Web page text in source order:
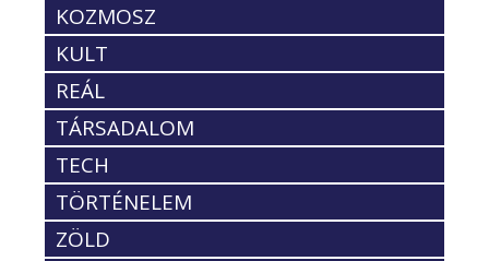
KOZMOSZ
KULT
REÁL
TÁRSADALOM
TECH
TÖRTÉNELEM
ZÖLD